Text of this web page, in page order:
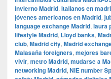
invierno Madrid, italianos en
jóvenes americanos en Madrid,
language exchange Madrid, laura
lifestyle Madrid, Lloyd banks,
club, Madrid city, Madrid
Malasaña foreigners, mejores
vivir, metro Madrid, mudarse a
networking Madrid, NIE number